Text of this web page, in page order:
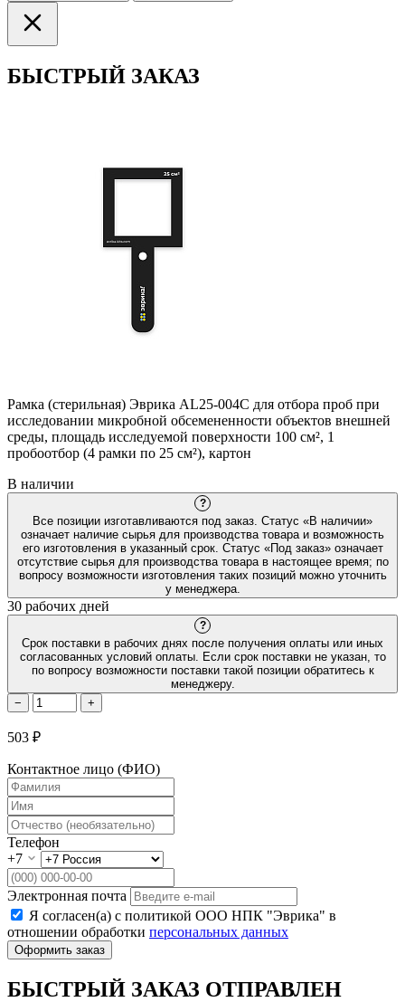
БЫСТРЫЙ ЗАКАЗ
Рамка (стерильная) Эврика AL25-004С для отбора проб при
исследовании микробной обсемененности объектов внешней
среды, площадь исследуемой поверхности 100 см², 1
пробоотбор (4 рамки по 25 см²), картон
В наличии
?
Все позиции изготавливаются под заказ. Статус «В наличии»
означает наличие сырья для производства товара и возможность
его изготовления в указанный срок. Статус «Под заказ» означает
отсутствие сырья для производства товара в настоящее время; по
вопросу возможности изготовления таких позиций можно уточнить
у менеджера.
30 рабочих дней
?
Срок поставки в рабочих днях после получения оплаты или иных
согласованных условий оплаты. Если срок поставки не указан, то
по вопросу возможности поставки такой позиции обратитесь к
менеджеру.
−
+
503 ₽
Контактное лицо (ФИО)
Телефон
+7
Электронная почта
Я согласен(а) с политикой ООО НПК "Эврика" в
отношении обработки персональных данных
Оформить заказ
БЫСТРЫЙ ЗАКАЗ ОТПРАВЛЕН